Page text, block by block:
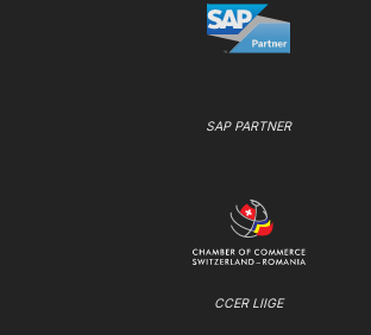
SAP PARTNER
CCER LIIGE